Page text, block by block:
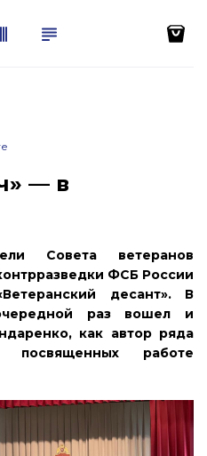
— в
Совета ветеранов
ФСБ России
десант». В
раз вошел и
как автор ряда
работе